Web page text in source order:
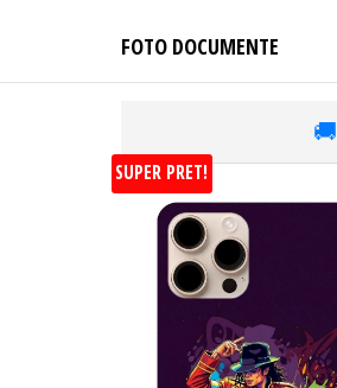
FOTO DOCUMENTE
🚚
SUPER PRET!